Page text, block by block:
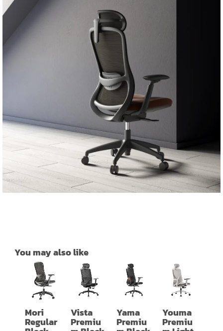
You may also like
Mori
Regular
Vista
Premiu
Yama
Premiu
Youma
Premiu